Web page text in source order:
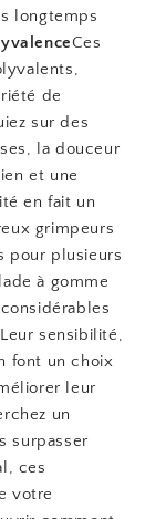
longtemps
Ces
de
sur des
la douceur
et une
en fait un
grimpeurs
pour plusieurs
à gomme
sensibilité,
font un choix
leur
un
surpasser
ces
votre